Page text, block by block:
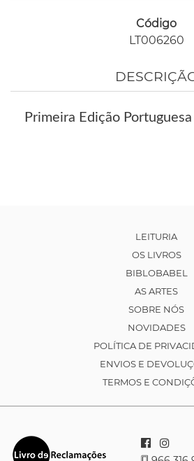
Código
LT006260
Primeira Edição Portuguesa
LEITURIA
OS LIVROS
BIBLOBABEL
AS ARTES
SOBRE NÓS
NOVIDADES
POLÍTICA DE
ENVIOS E
TERMOS E